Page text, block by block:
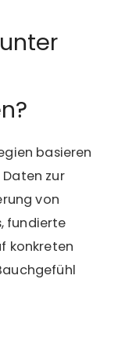
basieren
zur
von
fundierte
konkreten